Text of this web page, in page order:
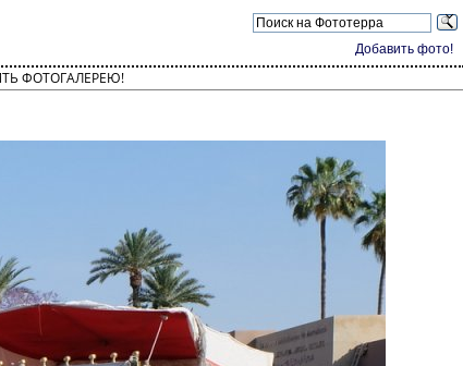
Добавить фото!
ФОТОГАЛЕРЕЮ!